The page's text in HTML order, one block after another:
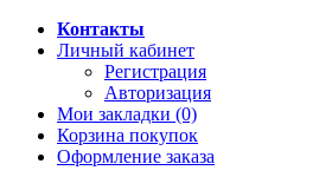
Контакты
Личный кабинет
Регистрация
Авторизация
Мои закладки (0)
Корзина покупок
Оформление заказа